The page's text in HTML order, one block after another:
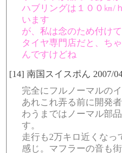
ハブリングは１００㎞/
います
が、私は念のため付け
タイヤ専門店だと、ち
んですけどね
[14] 南国スイスポん 2007/
完全にフルノーマルの
あれこれ弄る前に開発
わうまではノーマル部
す。
走行も2万キロ近くなっ
感じ。マフラーの音も